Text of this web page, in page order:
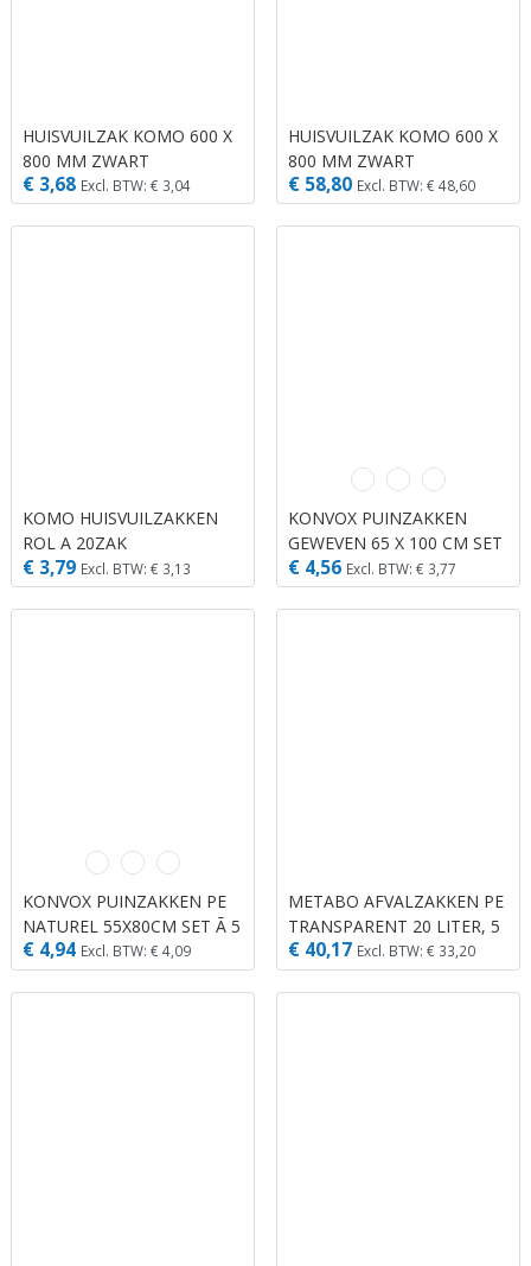
HUISVUILZAK KOMO 600 X
800 MM ZWART
€ 3,68 Excl. BTW: € 3,04
HUISVUILZAK KOMO 600 X
800 MM ZWART
€ 58,80 Excl. BTW: € 48,60
KOMO HUISVUILZAKKEN
ROL A 20ZAK
€ 3,79 Excl. BTW: € 3,13
KONVOX PUINZAKKEN
GEWEVEN 65 X 100 CM SET
A 4 ST
€ 4,56 Excl. BTW: € 3,77
KONVOX PUINZAKKEN PE
NATUREL 55X80CM SET Ã 5
ST
€ 4,94 Excl. BTW: € 4,09
METABO AFVALZAKKEN PE
TRANSPARENT 20 LITER, 5
ST.
€ 40,17 Excl. BTW: € 33,20